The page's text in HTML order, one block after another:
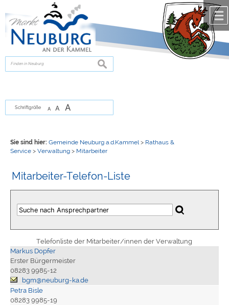
zur Navigationoder
springen.
suchen
Schriftgröße A A A
Sie sind hier: Gemeinde Neuburg a.d.Kammel > Rathaus &
Service> Verwaltung> Mitarbeiter
Mitarbeiter-Telefon-Liste
Telefonliste der Mitarbeiter/innen der Verwaltung
Markus Dopfer
Erster Bürgermeister
08283 9985-12
bgm@neuburg-ka.de
Petra Bisle
08283 9985-19